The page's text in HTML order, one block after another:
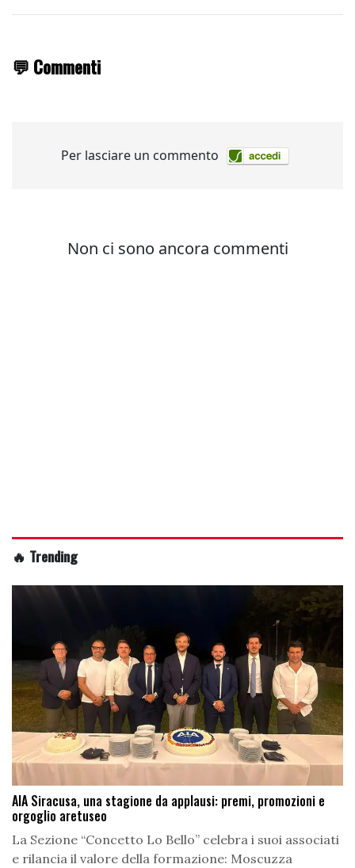
💬 Commenti
🔥 Trending
AIA Siracusa, una stagione da applausi: premi, promozioni e
orgoglio aretuseo
La Sezione “Concetto Lo Bello” celebra i suoi associati
e rilancia il valore della formazione: Moscuzza